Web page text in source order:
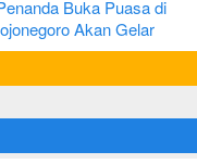
Buka Puasa di
Akan Gelar